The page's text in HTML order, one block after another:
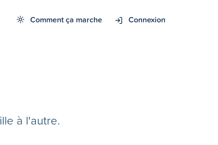
Comment ça marche Connexion
à l'autre.